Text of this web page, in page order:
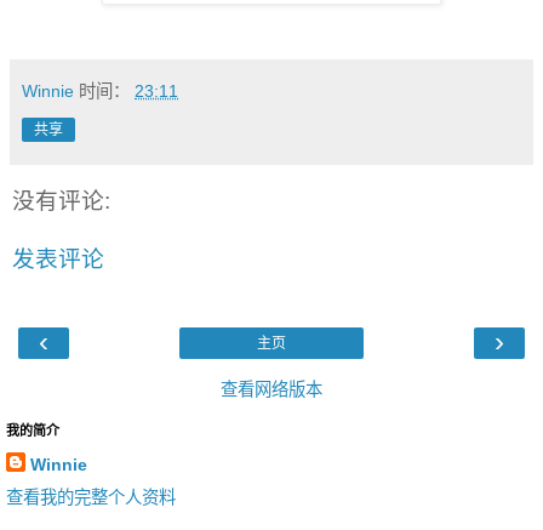
Winnie 时间： 23:11
共享
没有评论:
发表评论
‹ ›
主页
查看网络版本
我的简介
Winnie
查看我的完整个人资料